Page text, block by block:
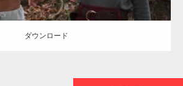
ダウンロード